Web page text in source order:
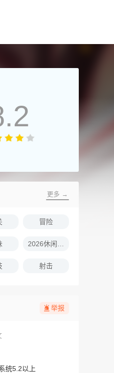
更多 →
冒险
射击
举报
统5.2以上